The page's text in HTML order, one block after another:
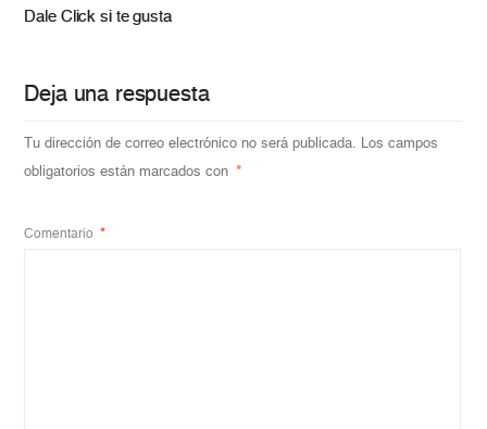
Dale Click si te gusta
Deja una respuesta
Tu dirección de correo electrónico no será publicada. Los campos
obligatorios están marcados con *
Comentario *